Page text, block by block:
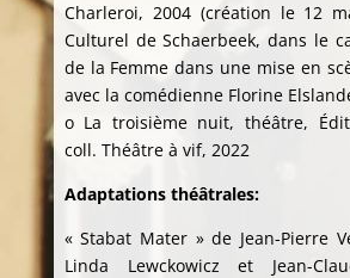
Charleroi, 2004 (création le 12
Culturel de Schaerbeek, dans le
de la Femme dans une mise en
avec la comédienne Florine
o La troisième nuit, théâtre,
coll. Théâtre à vif, 2022
Adaptations théâtrales:
« Stabat Mater » de Jean-Pierre
Linda Lewckowicz et Jean-